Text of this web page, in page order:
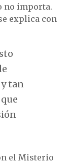
no importa.
explica con
tan
el Misterio